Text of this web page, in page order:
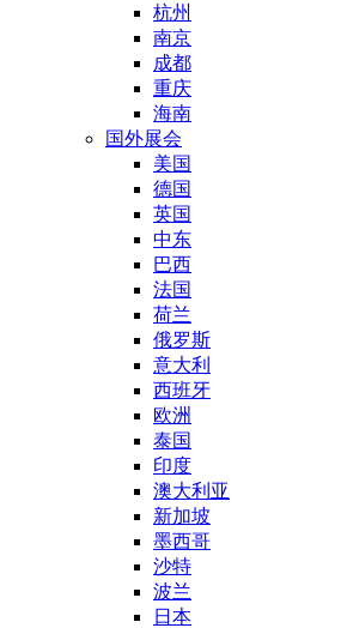
杭州
南京
成都
重庆
海南
国外展会
美国
德国
英国
中东
巴西
法国
荷兰
俄罗斯
意大利
西班牙
欧洲
泰国
印度
澳大利亚
新加坡
墨西哥
沙特
波兰
日本